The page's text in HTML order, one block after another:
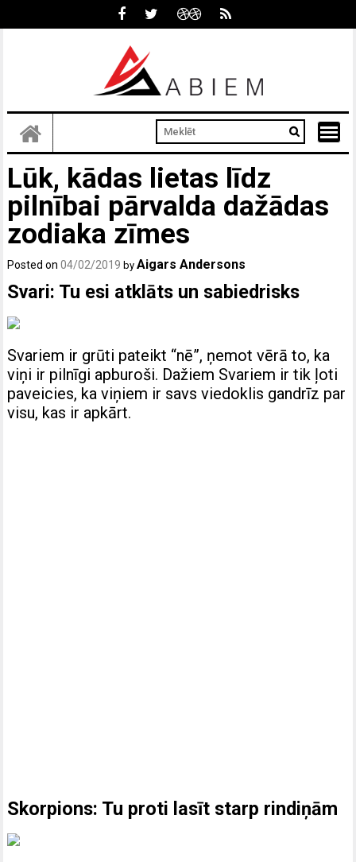
Lūk, kādas lietas līdz
pilnībai pārvalda dažādas
zodiaka zīmes
Posted on04/02/2019 byAigars Andersons
Svari: Tu esi atklāts un sabiedrisks
Svariem ir grūti pateikt “nē”, ņemot vērā to, ka
viņi ir pilnīgi apburoši. Dažiem Svariem ir tik ļoti
paveicies, ka viņiem ir savs viedoklis gandrīz par
visu, kas ir apkārt.
Skorpions: Tu proti lasīt starp rindiņām